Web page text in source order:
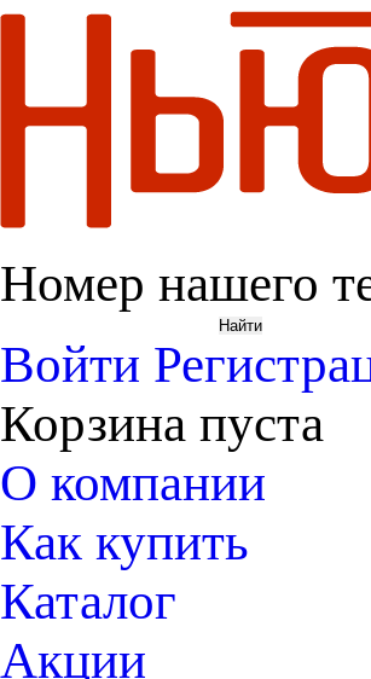
Номер нашего
Войти
Корзина пуста
О компании
Как купить
Каталог
Акции